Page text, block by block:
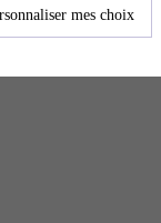
mes choix